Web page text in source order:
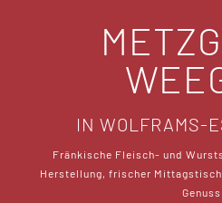
SPEISEKARTE
IN WOLFRAMS-
Fränkische Fleisch- und
Herstellung, frischer
Genuss.